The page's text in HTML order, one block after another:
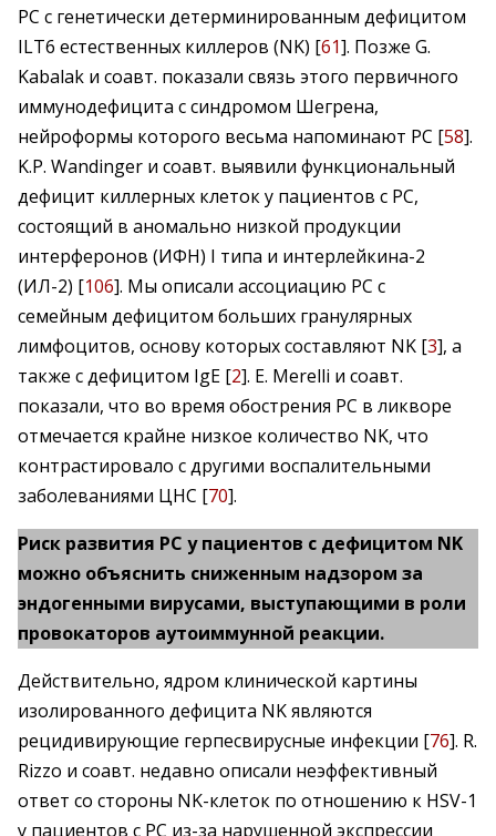
РС с генетически детерминированным дефицитом
ILT6 естественных киллеров (NK) [61]. Позже G.
Kabalak и соавт. показали связь этого первичного
иммунодефицита с синдромом Шегрена,
нейроформы которого весьма напоминают РС [58].
K.P. Wandinger и соавт. выявили функциональный
дефицит киллерных клеток у пациентов с РС,
состоящий в аномально низкой продукции
интерферонов (ИФН) I типа и интерлейкина-2
(ИЛ-2) [106]. Мы описали ассоциацию РС с
семейным дефицитом больших гранулярных
лимфоцитов, основу которых составляют NK [3], а
также с дефицитом IgE [2]. E. Merelli и соавт.
показали, что во время обострения РС в ликворе
отмечается крайне низкое количество NK, что
контрастировало с другими воспалительными
заболеваниями ЦНС [70].
Риск развития РС у пациентов с дефицитом NK
можно объяснить сниженным надзором за
эндогенными вирусами, выступающими в роли
провокаторов аутоиммунной реакции.
Действительно, ядром клинической картины
изолированного дефицита NK являются
рецидивирующие герпесвирусные инфекции [76]. R.
Rizzo и соавт. недавно описали неэффективный
ответ со стороны NK-клеток по отношению к HSV-1
у пациентов с РС из-за нарушенной экспрессии